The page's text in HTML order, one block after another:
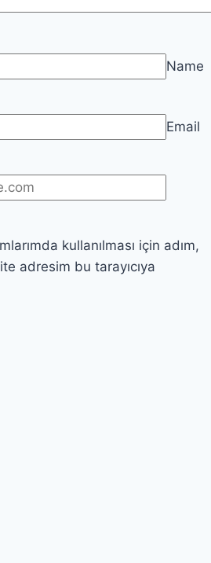
Name
Email
kullanılması için adım,
adresim bu tarayıcıya